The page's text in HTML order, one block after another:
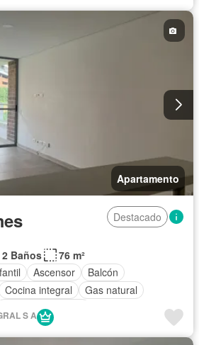
Apartamento
Destacado
2 Baños
76 m²
Ascensor
Balcón
Cocina integral
Gas natural
Seguridad privada
S A